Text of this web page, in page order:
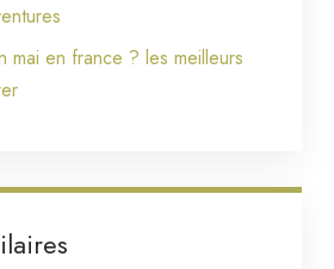
mai en france ? les meilleurs